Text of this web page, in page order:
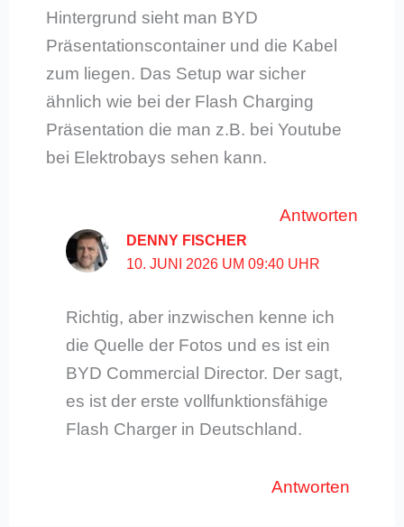
Hintergrund sieht man BYD
Präsentationscontainer und die Kabel
zum liegen. Das Setup war sicher
ähnlich wie bei der Flash Charging
Präsentation die man z.B. bei Youtube
bei Elektrobays sehen kann.
Antworten
DENNY FISCHER
10. JUNI 2026 UM 09:40 UHR
Richtig, aber inzwischen kenne ich
die Quelle der Fotos und es ist ein
BYD Commercial Director. Der sagt,
es ist der erste vollfunktionsfähige
Flash Charger in Deutschland.
Antworten